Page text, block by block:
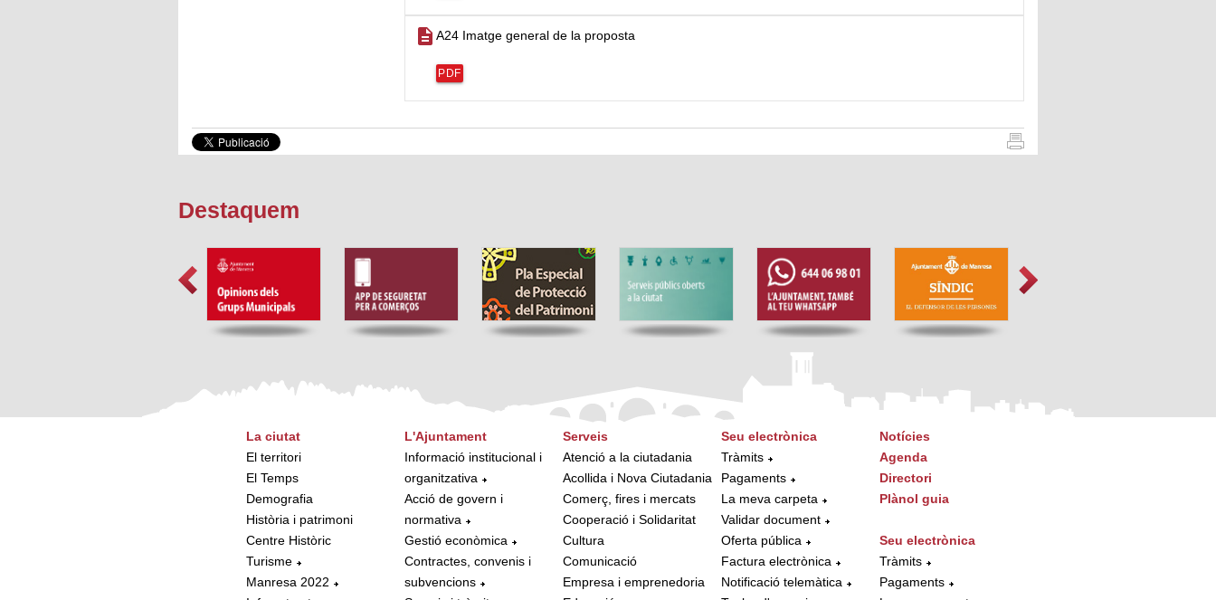
description A24 Imatge general de la proposta
PDF
Destaquem
La ciutat
El territori
El Temps
Demografia
Història i patrimoni
Centre Històric
Turisme
Manresa 2022
L'Ajuntament
Informació institucional i
organitzativa
Acció de govern i
normativa
Gestió econòmica
Contractes, convenis i
subvencions
Serveis
Atenció a la ciutadania
Acollida i Nova Ciutadania
Comerç, fires i mercats
Cooperació i Solidaritat
Cultura
Comunicació
Empresa i emprenedoria
Seu electrònica
Tràmits
Pagaments
La meva carpeta
Validar document
Oferta pública
Factura electrònica
Notificació telemàtica
Notícies
Agenda
Directori
Plànol guia
Seu electrònica
Tràmits
Pagaments